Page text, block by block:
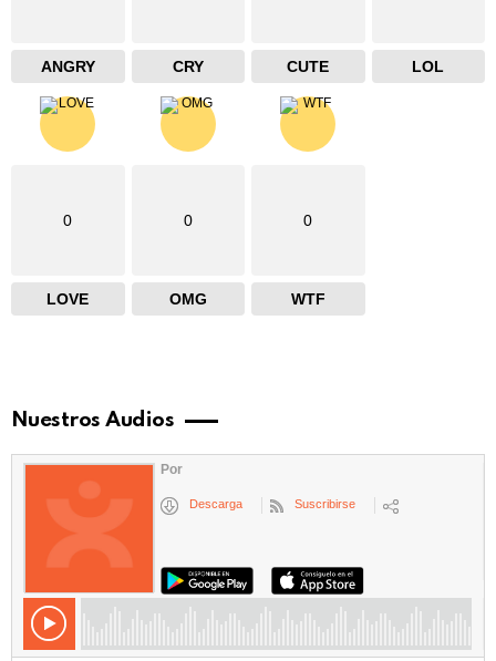
ANGRY CRY CUTE LOL
0
LOVE
0
OMG
0
WTF
Nuestros Audios